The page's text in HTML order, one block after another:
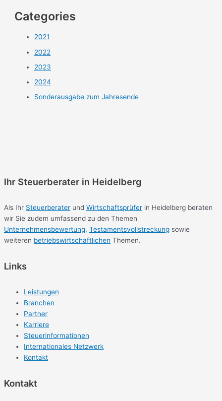
Categories
2021
2022
2023
2024
Sonderausgabe zum Jahresende
Ihr Steuerberater in Heidelberg
Als Ihr Steuerberater und Wirtschaftsprüfer in Heidelberg beraten
wir Sie zudem umfassend zu den Themen
Unternehmensbewertung, Testamentsvollstreckung sowie
weiteren betriebswirtschaftlichen Themen.
Links
Leistungen
Branchen
Partner
Karriere
Steuerinformationen
Internationales Netzwerk
Kontakt
Kontakt